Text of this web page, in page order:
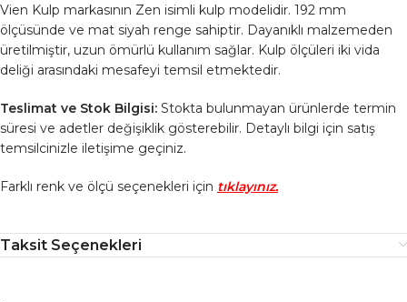
Vien Kulp markasının Zen isimli kulp modelidir. 192 mm
ölçüsünde ve mat siyah renge sahiptir. Dayanıklı malzemeden
üretilmiştir, uzun ömürlü kullanım sağlar. Kulp ölçüleri iki vida
deliği arasındaki mesafeyi temsil etmektedir.
Teslimat ve Stok Bilgisi: Stokta bulunmayan ürünlerde termin
süresi ve adetler değişiklik gösterebilir. Detaylı bilgi için satış
temsilcinizle iletişime geçiniz.
Farklı renk ve ölçü seçenekleri için tıklayınız.
Taksit Seçenekleri